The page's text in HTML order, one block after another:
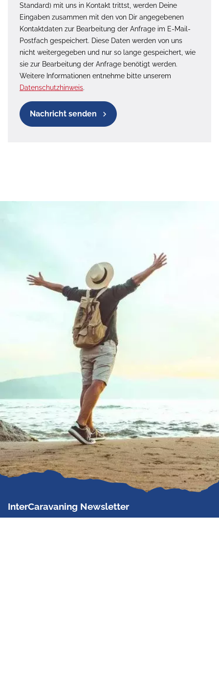
Standard) mit uns in Kontakt trittst, werden Deine
Eingaben zusammen mit den von Dir angegebenen
Kontaktdaten zur Bearbeitung der Anfrage im E-Mail-
Postfach gespeichert. Diese Daten werden von uns
nicht weitergegeben und nur so lange gespeichert, wie
sie zur Bearbeitung der Anfrage benötigt werden.
Weitere Informationen entnehme bitte unserem
Datenschutzhinweis.
Nachricht senden
InterCaravaning Newsletter